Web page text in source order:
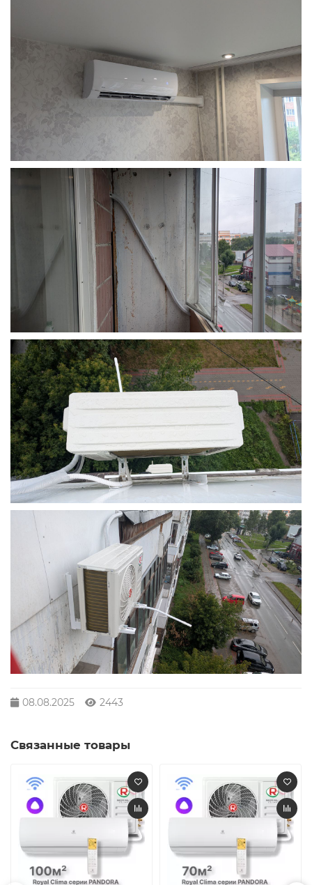
08.08.2025 2443
Связанные товары